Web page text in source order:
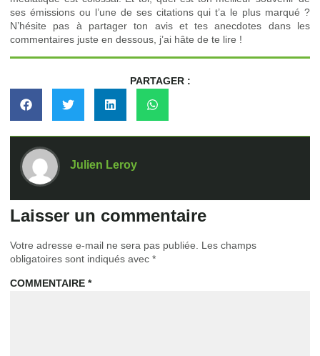
ses émissions ou l’une de ses citations qui t’a le plus marqué ?
N’hésite pas à partager ton avis et tes anecdotes dans les
commentaires juste en dessous, j’ai hâte de te lire !
PARTAGER :
Julien Leroy
Laisser un commentaire
Votre adresse e-mail ne sera pas publiée.
Les champs
obligatoires sont indiqués avec *
COMMENTAIRE *